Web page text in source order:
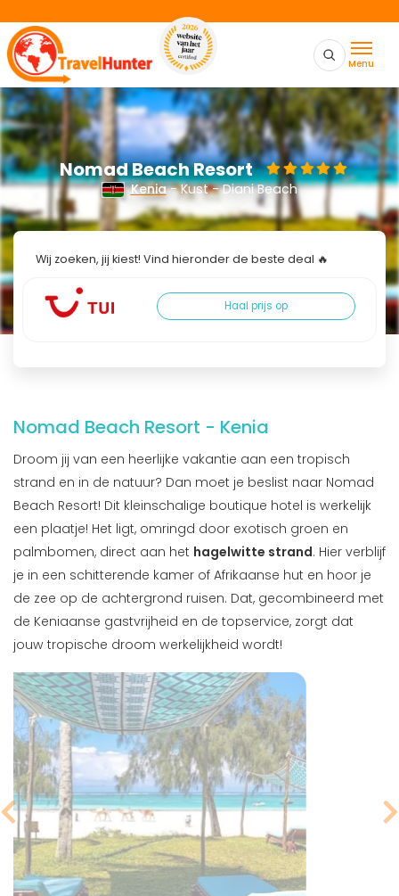
Menu
Nomad Beach Resort
Kenia- Kust - Diani Beach
Wij zoeken, jij kiest! Vind hieronder de beste deal 🔥
Haal prijs op
Nomad Beach Resort - Kenia
Droom jij van een heerlijke vakantie aan een tropisch
strand en in de natuur? Dan moet je beslist naar Nomad
Beach Resort! Dit kleinschalige boutique hotel is werkelijk
een plaatje! Het ligt, omringd door exotisch groen en
palmbomen, direct aan het hagelwitte strand. Hier verblijf
je in een schitterende kamer of Afrikaanse hut en hoor je
de zee op de achtergrond ruisen. Dat, gecombineerd met
de Keniaanse gastvrijheid en de topservice, zorgt dat
jouw tropische droom werkelijkheid wordt!